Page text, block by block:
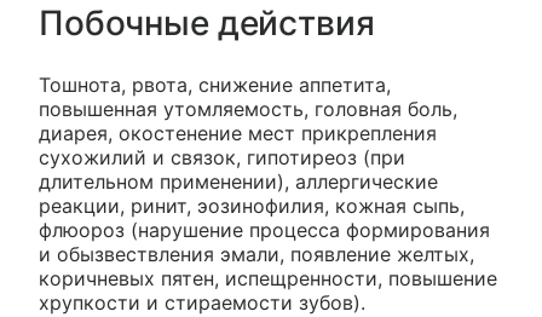
Побочные действия
Тошнота, рвота, снижение аппетита,
повышенная утомляемость, головная боль,
диарея, окостенение мест прикрепления
сухожилий и связок, гипотиреоз (при
длительном применении), аллергические
реакции, ринит, эозинофилия, кожная сыпь,
флюороз (нарушение процесса формирования
и обызвествления эмали, появление желтых,
коричневых пятен, испещренности, повышение
хрупкости и стираемости зубов).